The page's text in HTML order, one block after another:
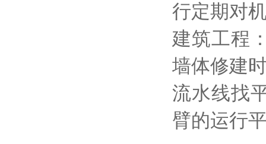
行定期对
建筑工程
墙体修建
流水线找
臂的运行